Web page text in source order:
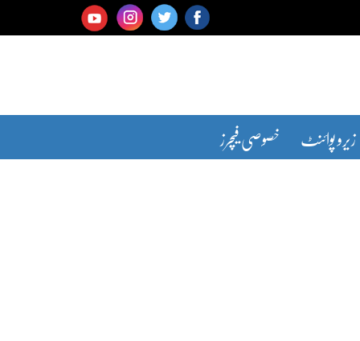
زیرو پوائنٹ خصوصی فیچرز